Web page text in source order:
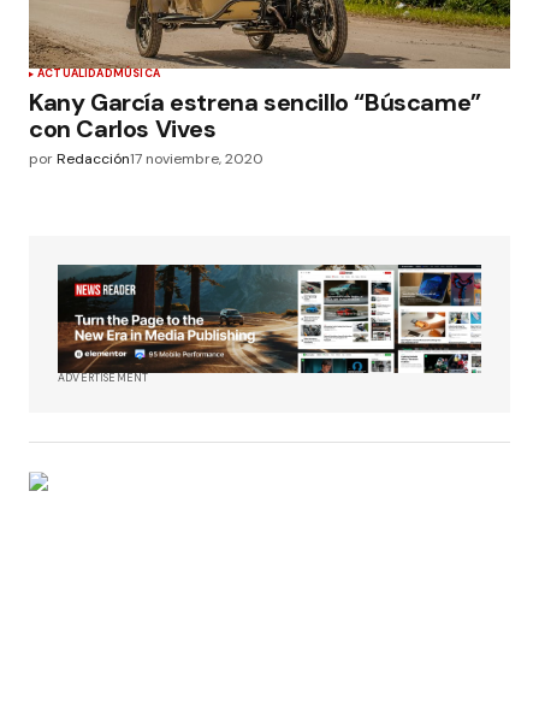
ACTUALIDADMÚSICA
Kany García estrena sencillo “Búscame”
con Carlos Vives
porRedacción17 noviembre, 2020
ADVERTISEMENT